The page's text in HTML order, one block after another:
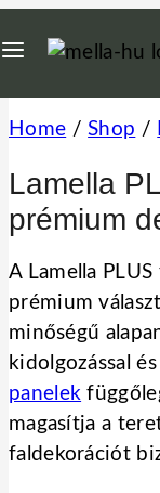
Home / Shop /
Lamella
prémium
A Lamella
prémium
minőségű
kidolgozással
panelek
magasítja a
faldekorációt